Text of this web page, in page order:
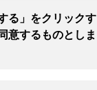
る」をクリックす
意するものとしま